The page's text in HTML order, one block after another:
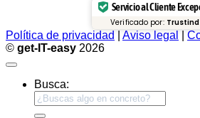
Servicio al Cliente
Verificado por:
Política de privacidad Aviso legal
© get-IT-easy 2026
Busca: